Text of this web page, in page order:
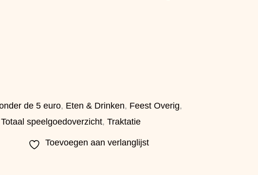
de 5 euro, Eten & Drinken, Feest Overig,
Totaal speelgoedoverzicht, Traktatie
Toevoegen aan verlanglijst